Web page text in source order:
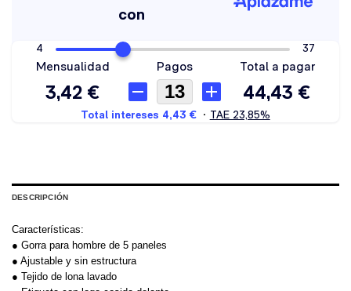
DESCRIPCIÓN
Características:
● Gorra para hombre de 5 paneles
● Ajustable y sin estructura
● Tejido de lona lavado